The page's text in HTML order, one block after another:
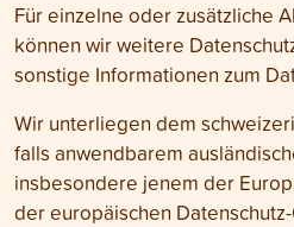
Für einzelne oder zusätzliche
können wir weitere
sonstige Informationen zum
Wir unterliegen dem
falls anwendbarem
insbesondere jenem der
der euro­päischen